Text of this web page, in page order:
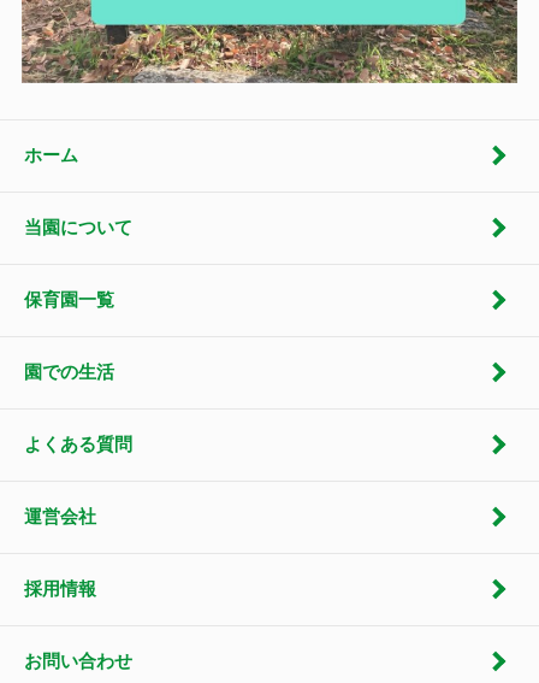
ホーム
当園について
保育園一覧
園での生活
よくある質問
運営会社
採用情報
お問い合わせ